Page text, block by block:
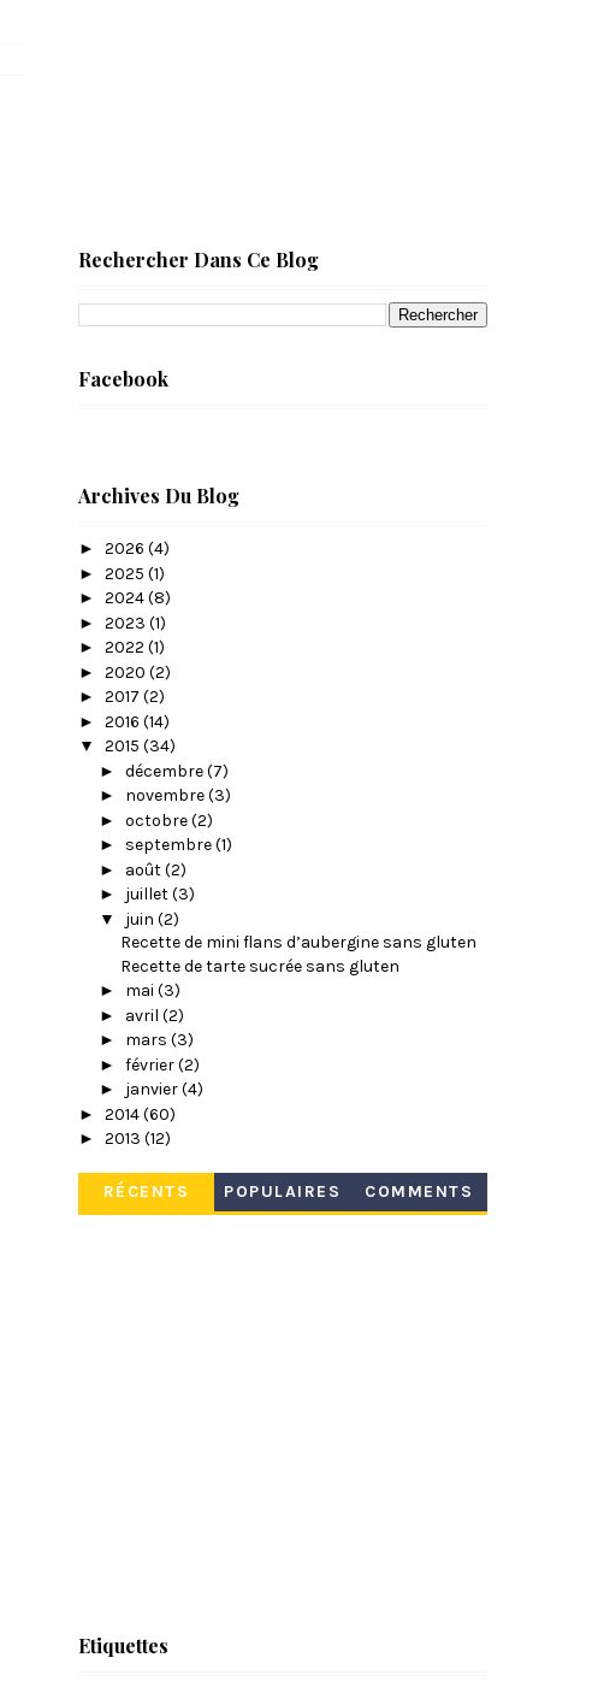
Rechercher Dans Ce Blog
Facebook
Archives Du Blog
► 2026 (4)
► 2025 (1)
► 2024(8)
► 2023 (1)
► 2022 (1)
► 2020 (2)
► 2017 (2)
► 2016 (14)
▼ 2015 (34)
► décembre(7)
► novembre(3)
► octobre(2)
► septembre(1)
► août(2)
► juillet(3)
▼ juin (2)
Recette de mini flans d’aubergine sans gluten
Recette de tarte sucrée sans gluten
► mai (3)
► avril (2)
► mars (3)
► février(2)
► janvier(4)
► 2014(60)
► 2013 (12)
RÉCENTS POPULAIRES COMMENTS
Etiquettes